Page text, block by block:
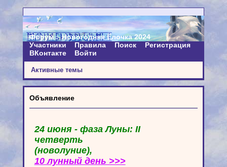
Форум
Новогодняя Ёлочка 2024
Участники
Правила Поиск
Регистрация
ВКонтакте
Войти
Активные темы
Объявление
24 июня - фаза Луны: II
четверть
(новолуние),
10 лунный день >>>